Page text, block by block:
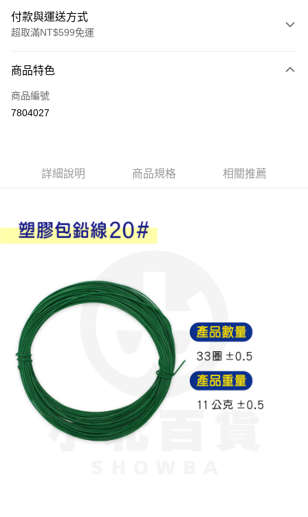
付款與運送方式
超取滿NT$599免運
信用卡一次付款
超商取貨付款
街口支付
Google Pay
【關於「AFTEE先享後付」】
AFTEE先享後付是「在收到商品之後才付款」的支付方式。 讓您購物簡單
便利好安心！
１．簡單：不需註冊會員、不需綁卡、不需儲值。
２．便利：只要手機號碼，簡訊認證，即可結帳。
３．安心：先確認商品／服務後，再付款。
【「AFTEE先享後付」結帳流程】
１．於結帳方式選擇「AFTEE先享後付」後，將跳轉至「AFTEE先享後付」
結帳頁面，進行簡訊認證並確認金額後，即可完成結帳。
２．訂單成立數日內，您將收到繳費通知簡訊。
３．收到繳費通知簡訊後14天內，點擊此簡訊中的連結，可透過四大超商／
ATM／網路銀行／等多元方式進行付款，方視為交易完成。
ATM付款
運送方式
全家取貨付款
每筆NT$60，滿NT$599(含以上)免運費
付款後全家取貨
每筆NT$60，滿NT$599(含以上)免運費
商品特色
商品編號
7804027
詳細說明 商品規格 相關推薦